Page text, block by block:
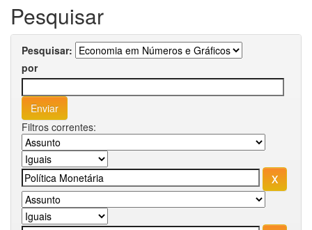
Pesquisar
Pesquisar:
por
Filtros correntes: